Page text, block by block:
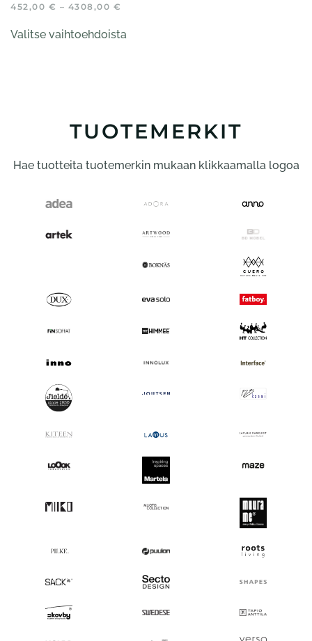
452,00 € – 4308,00 €
4308,00 €
Valitse vaihtoehdoistatuotteella
valinnat
sivulla.
TUOTEMERKIT
Hae tuotteita tuotemerkin mukaan klikkaamalla logoa